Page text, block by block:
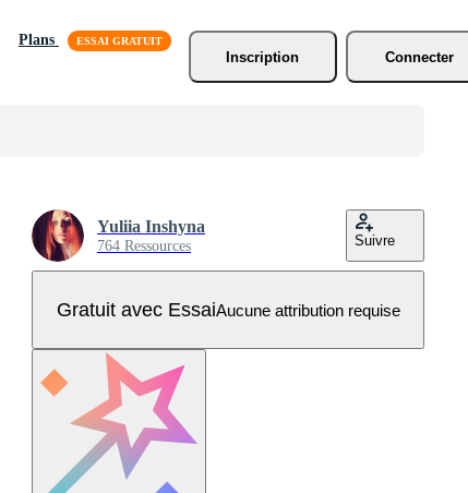
Plans
Inscription
Connecter
Yuliia Inshyna
764 Ressources Suivre
Gratuit avec EssaiAucune attribution requise